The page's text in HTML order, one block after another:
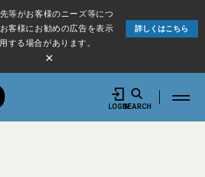
等がお客様のニーズ等につ
客様にお勧めの広告を表示
する場合があります。
詳しくはこちら
×
LOGINSEARCH